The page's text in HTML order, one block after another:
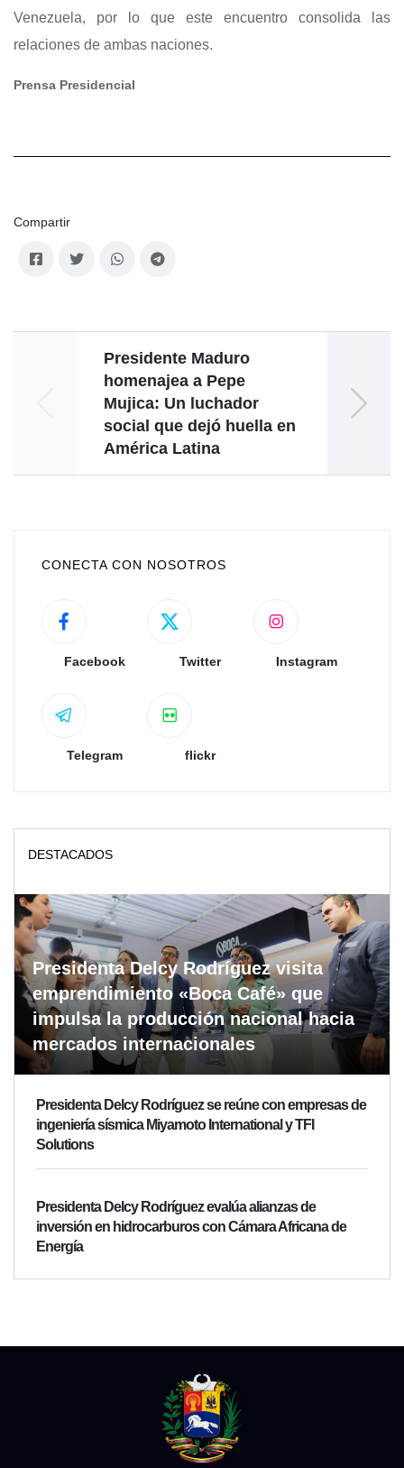
Venezuela, por lo que este encuentro consolida las
relaciones de ambas naciones.
Prensa Presidencial
Compartir
Presidente Maduro
homenajea a Pepe
Mujica: Un luchador
social que dejó huella en
América Latina
CONECTA CON NOSOTROS
Facebook Twitter Instagram
Telegram flickr
DESTACADOS
Presidenta Delcy Rodríguez visita
emprendimiento «Boca Café» que
impulsa la producción nacional hacia
mercados internacionales
Presidenta Delcy Rodríguez se reúne con empresas de
ingeniería sísmica Miyamoto International y TFI
Solutions
Presidenta Delcy Rodríguez evalúa alianzas de
inversión en hidrocarburos con Cámara Africana de
Energía